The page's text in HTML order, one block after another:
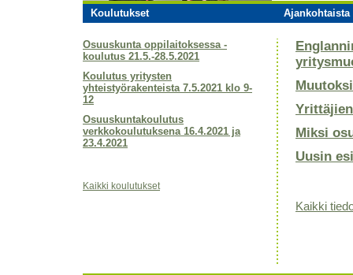
Koulutukset Ajankohtaista
Osuuskunta oppilaitoksessa -
koulutus 21.5.-28.5.2021
Koulutus yritysten
yhteistyörakenteista 7.5.2021 klo 9-
12
Osuuskuntakoulutus
verkkokoulutuksena 16.4.2021 ja
23.4.2021
Kaikki koulutukset
Miksi
Uusin
Kaikki